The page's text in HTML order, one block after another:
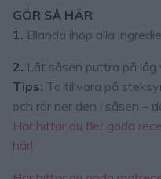
GÖR SÅ HÄR
1. Blanda ihop alla
2. Låt såsen puttra på låg
Tips: Ta tillvara på
och rör ner den i såsen –
Här hittar du fler goda
här!